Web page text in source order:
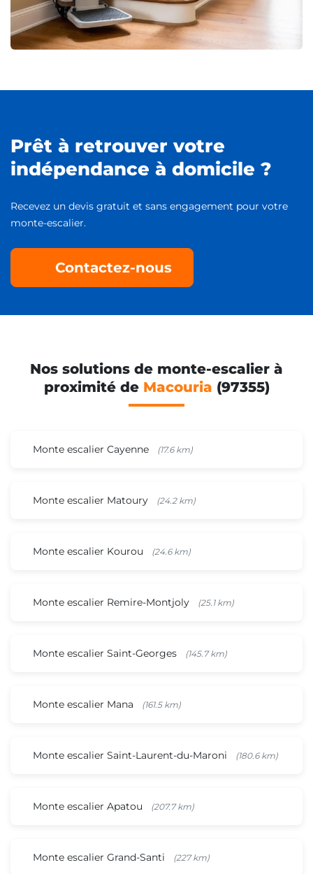
Prêt à retrouver votre
indépendance à domicile ?
Recevez un devis gratuit et sans engagement pour votre
monte-escalier.
Contactez-nous
Nos solutions de monte-escalier à
proximité de Macouria (97355)
Monte escalier Cayenne (17.6 km)
Monte escalier Matoury (24.2 km)
Monte escalier Kourou (24.6 km)
Monte escalier Remire-Montjoly (25.1 km)
Monte escalier Saint-Georges (145.7 km)
Monte escalier Mana (161.5 km)
Monte escalier Saint-Laurent-du-Maroni (180.6 km)
Monte escalier Apatou (207.7 km)
Monte escalier Grand-Santi (227 km)